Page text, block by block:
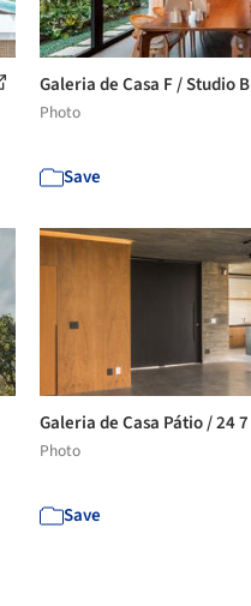
Galeria de Casa F / Studio
Photo
Save
Galeria de Casa Pátio / 24
Photo
Save